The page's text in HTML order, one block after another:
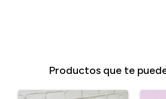
Productos que te